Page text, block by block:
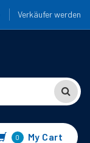
Verkäufer werden
0 My Cart